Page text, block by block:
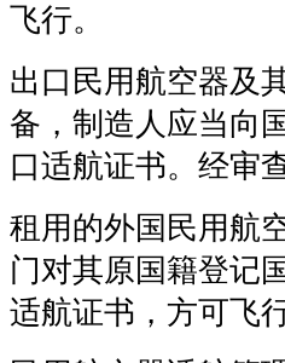
飞行。
出口民用航空器及
备，制造人应当向
口适航证书。经审
租用的外国民用航
门对其原国籍登记
适航证书，方可飞行